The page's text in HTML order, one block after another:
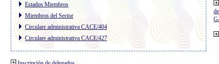
Estados Miembros
Miembros del Sector
Circulare administrativa CACE/404
Circulare administrativa CACE/427